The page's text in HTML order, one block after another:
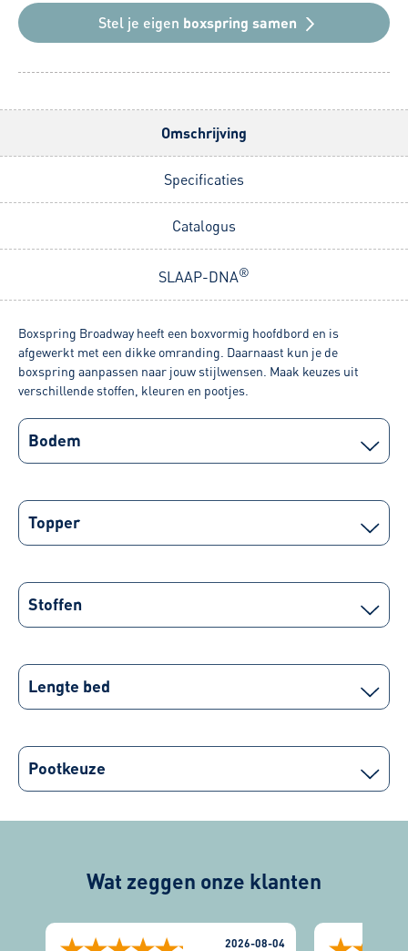
Stel je eigen boxspring samen
Omschrijving
Specificaties
Catalogus
SLAAP-DNA®
Boxspring Broadway heeft een boxvormig hoofdbord en is
afgewerkt met een dikke omranding. Daarnaast kun je de
boxspring aanpassen naar jouw stijlwensen. Maak keuzes uit
verschillende stoffen, kleuren en pootjes.
Bodem
Topper
Stoffen
Lengte bed
Pootkeuze
Wat zeggen onze klanten
2026-08-04